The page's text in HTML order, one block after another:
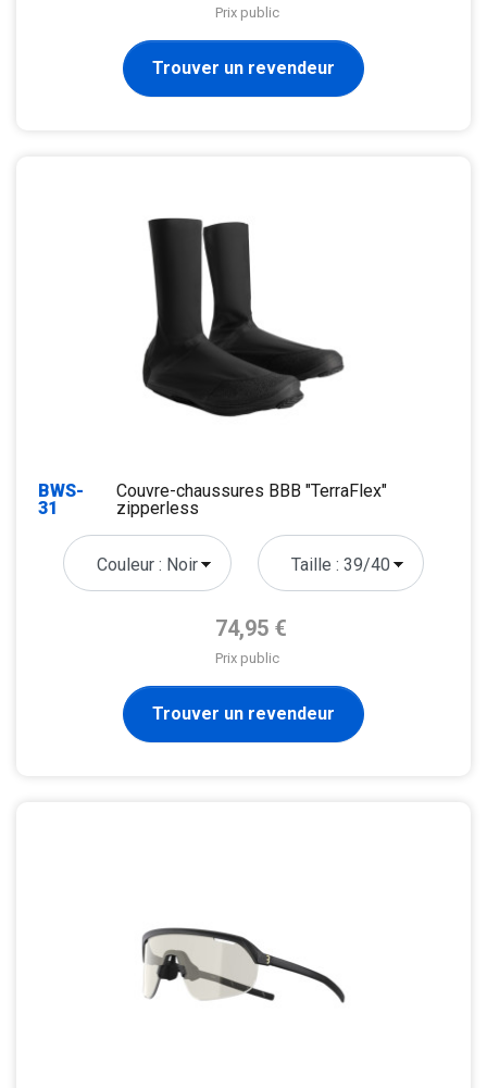
Prix public
Trouver un revendeur
BWS-
31
Couvre-chaussures BBB "TerraFlex"
zipperless
Prix de base
74,95 €
Prix public
Trouver un revendeur